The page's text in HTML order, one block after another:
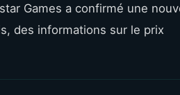
Games a confirmé une
des informations sur le prix